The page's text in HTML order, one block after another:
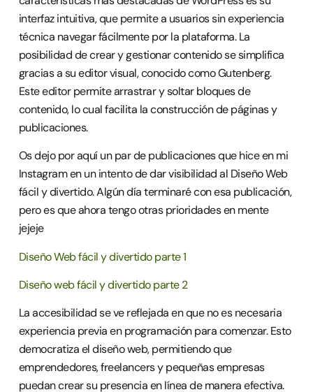
interfaz intuitiva, que permite a usuarios sin experiencia
técnica navegar fácilmente por la plataforma. La
posibilidad de crear y gestionar contenido se simplifica
gracias a su editor visual, conocido como Gutenberg.
Este editor permite arrastrar y soltar bloques de
contenido, lo cual facilita la construcción de páginas y
publicaciones.
Os dejo por aquí un par de publicaciones que hice en mi
Instagram en un intento de dar visibilidad al Diseño Web
fácil y divertido. Algún día terminaré con esa publicación,
pero es que ahora tengo otras prioridades en mente
jejeje
Diseño Web fácil y divertido parte 1
Diseño web fácil y divertido parte 2
La accesibilidad se ve reflejada en que no es necesaria
experiencia previa en programación para comenzar. Esto
democratiza el diseño web, permitiendo que
emprendedores, freelancers y pequeñas empresas
puedan crear su presencia en línea de manera efectiva.